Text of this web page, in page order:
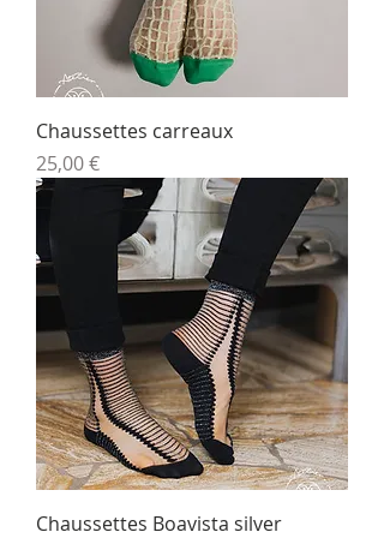
Chaussettes carreaux
Prix
25,00 €
Chaussettes Boavista silver